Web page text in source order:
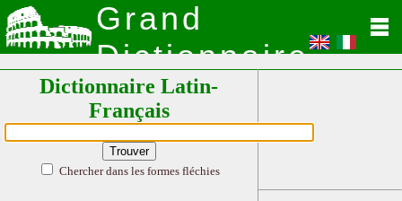
Grand
Dictionnaire
Latin
Dictionnaire Latin-
Français
Chercher dans les formes fléchies